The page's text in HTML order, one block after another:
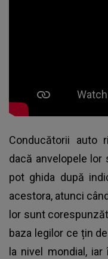
Conducătorii auto
dacă anvelopele
pot ghida după
acestora, atunci
lor sunt
baza legilor ce țin
la nivel mondial,